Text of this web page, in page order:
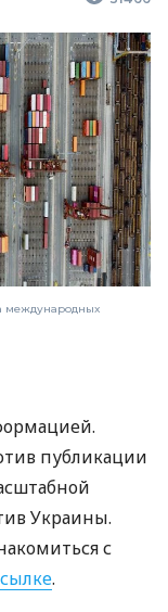
международных
публикации
Украины.
с
.